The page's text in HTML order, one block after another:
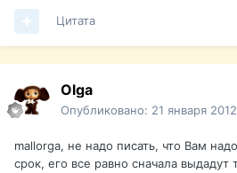
Цитата
Olga
Опубликовано: 21 января 2012
mallorga, не надо писать, что Вам
срок, его все равно сначала выдадут